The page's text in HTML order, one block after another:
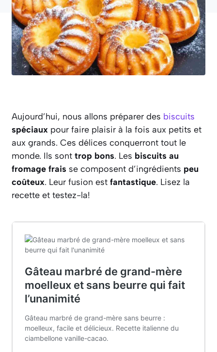
Aujourd’hui, nous allons préparer des biscuits
spéciaux pour faire plaisir à la fois aux petits et
aux grands. Ces délices conquerront tout le
monde. Ils sont trop bons. Les biscuits au
fromage frais se composent d’ingrédients peu
coûteux. Leur fusion est fantastique. Lisez la
recette et testez-la!